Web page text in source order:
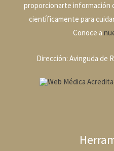
proporcionarte información
científicamente para
Conoce a
Dirección: Avinguda de